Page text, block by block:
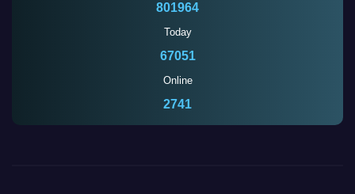
801964
Today
67051
Online
2740